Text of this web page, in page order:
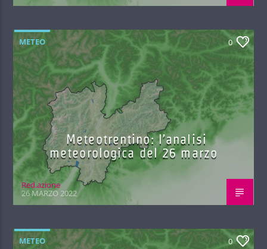
METEO 0
Meteotrentino: l’analisi
meteorologica del 26 marzo
Red.azione
26 MARZO 2022
METEO 0